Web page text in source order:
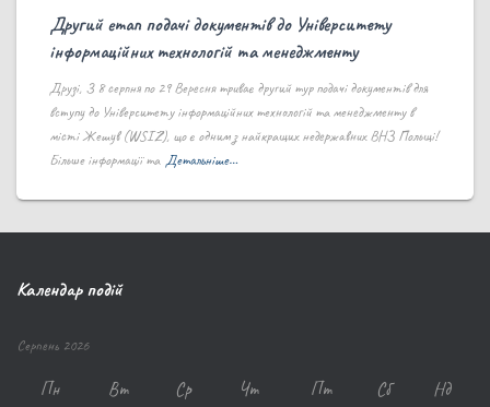
Другий етап подачі документів до Університету
інформаційних технологій та менеджменту
Друзі, З 8 серпня по 29 Вересня триває другий тур подачі документів для
вступу до Університету інформаційних технологій та менеджменту в
місті Жешув (WSIZ), що є одним з найкращих недержавних ВНЗ Польщі!
Більше інформації та Детальніше…
Календар подій
Серпень 2026
Пн Вт Ср Чт Пт Сб Нд